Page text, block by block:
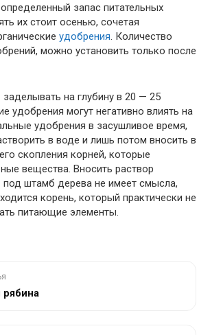
запас питательных
их стоит осенью, сочетая
удобрения. Количество
можно установить только после
на глубину в 20 — 25
удобрения могут негативно влиять на
удобрения в засушливое время,
в воде и лишь потом вносить в
скопления корней, которые
вещества. Вносить раствор
под штамб дерева не имеет смысла,
корень, который практически не
питающие элементы.
рябина